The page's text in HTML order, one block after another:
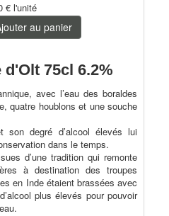
€ l'unité
au panier
d'Olt 75cl 6.2%
avec l’eau des boraldes
quatre houblons et une souche
son degré d’alcool élevés lui
dans le temps.
d’une tradition qui remonte
à destination des troupes
en Inde étaient brassées avec
plus élevés pour pouvoir